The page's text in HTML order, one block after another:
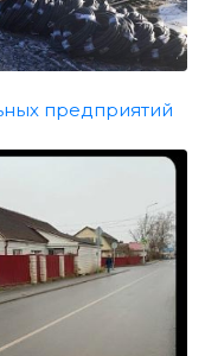
предприятий